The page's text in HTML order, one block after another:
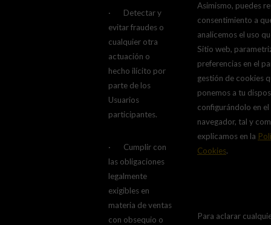
Asimismo, puedes
consentimiento a
analicemos el uso
Sitio web,
preferencias en el
gestión de cookies
ponemos a tu
configurándolo en el
navegador, tal y
explicamos en la
Cookies.
Para aclarar
· Detectar y
evitar fraudes o
cualquier otra
actuación o
hecho ilícito por
parte de los
Usuarios
participantes.
· Cumplir con
las obligaciones
legalmente
exigibles en
materia de ventas
con obsequio o